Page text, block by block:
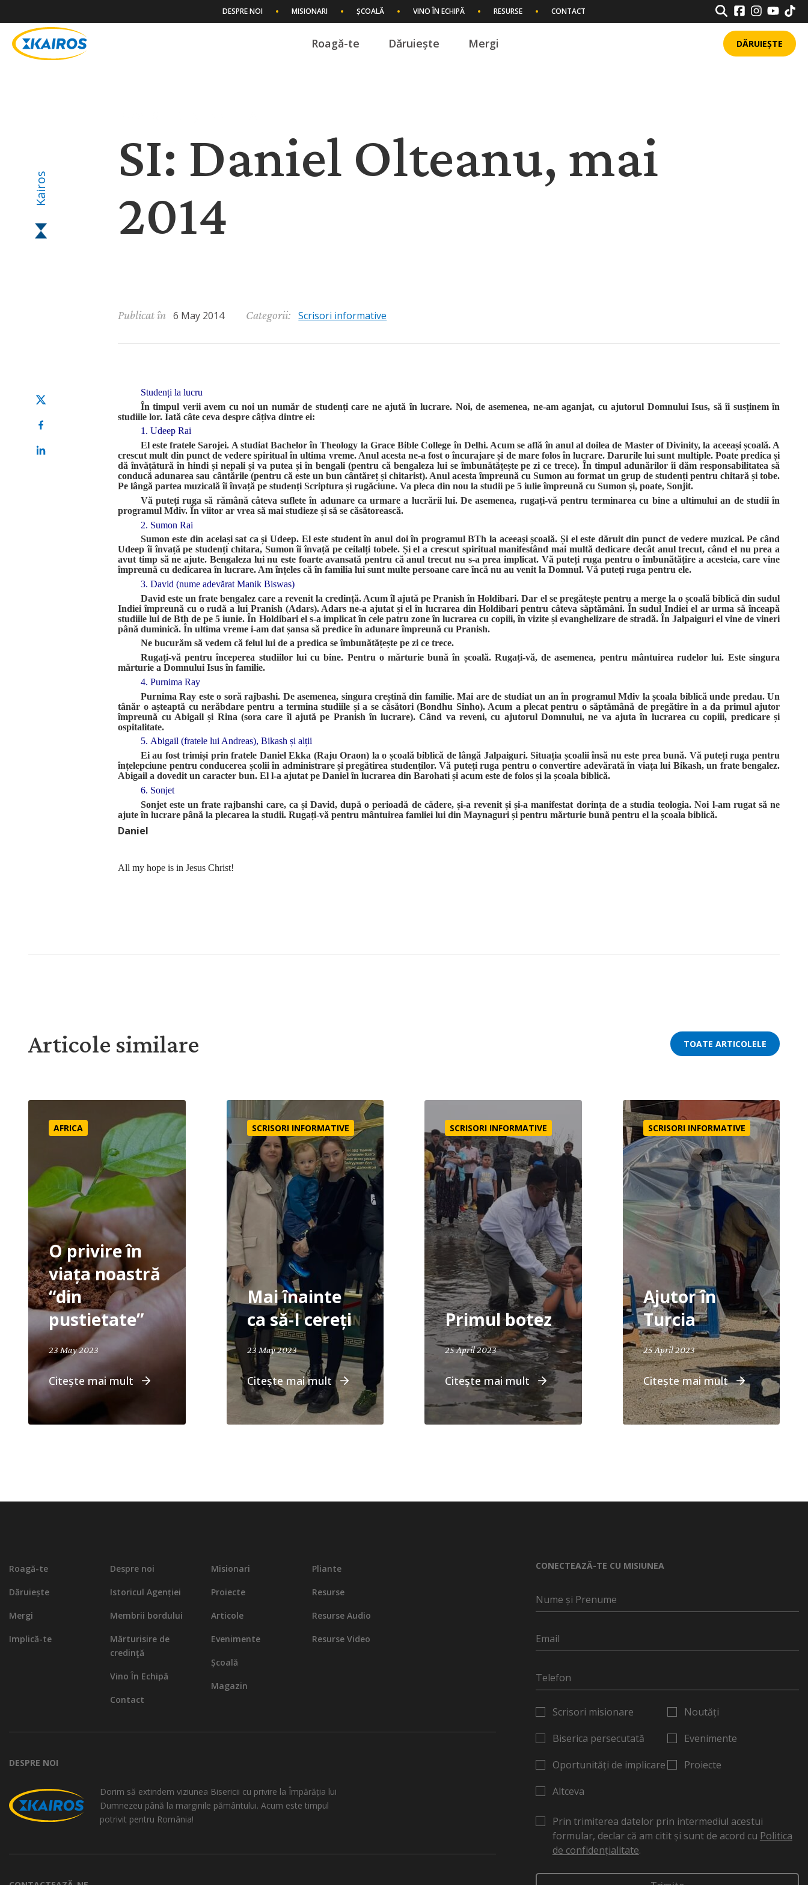
DESPRE NOI MISIONARI ȘCOALĂ VINO ÎN ECHIPĂ RESURSE CONTACT SEARCH
Roagă-te Dăruiește Mergi DĂRUIEȘTE
Kairos
SI: Daniel Olteanu, mai
2014
Publicat în 6 May 2014 Categorii: Scrisori informative
Studenți la lucru
În timpul verii avem cu noi un număr de studenți care ne ajută în lucrare. Noi, de asemenea, ne-am aganjat, cu ajutorul Domnului Isus, să îi susținem în
studiile lor. Iată câte ceva despre câțiva dintre ei:
1. Udeep Rai
El este fratele Sarojei. A studiat Bachelor în Theology la Grace Bible College în Delhi. Acum se află în anul al doilea de Master of Divinity, la aceeași școală. A
crescut mult din punct de vedere spiritual în ultima vreme. Anul acesta ne-a fost o încurajare și de mare folos în lucrare. Darurile lui sunt multiple. Poate predica și
dă învățătură în hindi și nepali și va putea și în bengali (pentru că bengaleza lui se îmbunătățește pe zi ce trece). În timpul adunărilor îi dăm responsabilitatea să
conducă adunarea sau cântările (pentru că este un bun cântăreț și chitarist). Anul acesta împreună cu Sumon au format un grup de studenți pentru chitară și tobe.
Pe lângă partea muzicală îi învață pe studenți Scriptura și rugăciune. Va pleca din nou la studii pe 5 iulie împreună cu Sumon și, poate, Sonjit.
Vă puteți ruga să rămână câteva suflete în adunare ca urmare a lucrării lui. De asemenea, rugați-vă pentru terminarea cu bine a ultimului an de studii în
programul Mdiv. În viitor ar vrea să mai studieze și să se căsătorească.
2. Sumon Rai
Sumon este din același sat ca și Udeep. El este student în anul doi în programul BTh la aceeași școală. Și el este dăruit din punct de vedere muzical. Pe când
Udeep îi învață pe studenți chitara, Sumon îi învață pe ceilalți tobele. Și el a crescut spiritual manifestând mai multă dedicare decât anul trecut, când el nu prea a
avut timp să ne ajute. Bengaleza lui nu este foarte avansată pentru că anul trecut nu s-a prea implicat. Vă puteți ruga pentru o îmbunătățire a acesteia, care vine
împreună cu dedicarea în lucrare. Am înțeles că în familia lui sunt multe persoane care încă nu au venit la Domnul. Vă puteți ruga pentru ele.
3. David (nume adevărat Manik Biswas)
David este un frate bengalez care a revenit la credință. Acum îl ajută pe Pranish în Holdibari. Dar el se pregătește pentru a merge la o școală biblică din sudul
Indiei împreună cu o rudă a lui Pranish (Adars). Adars ne-a ajutat și el în lucrarea din Holdibari pentru câteva săptămâni. În sudul Indiei el ar urma să înceapă
studiile lui de Bth de pe 5 iunie. În Holdibari el s-a implicat în cele patru zone în lucrarea cu copiii, în vizite și evanghelizare de stradă. În Jalpaiguri el vine de vineri
până duminică. În ultima vreme i-am dat șansa să predice în adunare împreună cu Pranish.
Ne bucurăm să vedem că felul lui de a predica se îmbunătățește pe zi ce trece.
Rugați-vă pentru începerea studiilor lui cu bine. Pentru o mărturie bună în școală. Rugați-vă, de asemenea, pentru mântuirea rudelor lui. Este singura
mărturie a Domnului Isus în familie.
4. Purnima Ray
Purnima Ray este o soră rajbashi. De asemenea, singura creștină din familie. Mai are de studiat un an în programul Mdiv la școala biblică unde predau. Un
tânăr o așteaptă cu nerăbdare pentru a termina studiile și a se căsători (Bondhu Sinho). Acum a plecat pentru o săptămână de pregătire în a da primul ajutor
împreună cu Abigail și Rina (sora care îl ajută pe Pranish în lucrare). Când va reveni, cu ajutorul Domnului, ne va ajuta în lucrarea cu copiii, predicare și
ospitalitate.
5. Abigail (fratele lui Andreas), Bikash și alții
Ei au fost trimiși prin fratele Daniel Ekka (Raju Oraon) la o școală biblică de lângă Jalpaiguri. Situația școalii însă nu este prea bună. Vă puteți ruga pentru
înțelepciune pentru conducerea școlii în administrare și pregătirea studenților. Vă puteți ruga pentru o convertire adevărată în viața lui Bikash, un frate bengalez.
Abigail a dovedit un caracter bun. El l-a ajutat pe Daniel în lucrarea din Barohati și acum este de folos și la școala biblică.
6. Sonjet
Sonjet este un frate rajbanshi care, ca și David, după o perioadă de cădere, și-a revenit și și-a manifestat dorința de a studia teologia. Noi l-am rugat să ne
ajute în lucrare până la plecarea la studii. Rugați-vă pentru mântuirea famliei lui din Maynaguri și pentru mărturie bună pentru el la școala biblică.
Daniel
All my hope is in Jesus Christ!
Articole similare TOATE ARTICOLELE
O privire în
viața noastră
“din
pustietate”
AFRICA
23 May 2023 April 19, 2024
Citește mai mult
Mai înainte ca să-I cereți
Mai înainte
ca să-I cereți
SCRISORI INFORMATIVE
23 May 2023
Citește mai mult
Primul botez
SCRISORI INFORMATIVE
25 April 2023
Citește mai mult
Ajutor în Turcia
Ajutor în
Turcia
SCRISORI INFORMATIVE
25 April 2023
Citește mai mult
Roagă-te
Dăruiește
Mergi
Implică-te
Despre noi
Istoricul Agenției
Membrii bordului
Mărturisire de
credinţă
Vino În Echipă
Contact
Misionari
Proiecte
Articole
Evenimente
Școală
Magazin
Pliante
Resurse
Resurse Audio
Resurse Video
DESPRE NOI
Dorim să extindem viziunea Bisericii cu privire la Împărăția lui
Dumnezeu până la marginile pământului. Acum este timpul
potrivit pentru România!
CONECTEAZĂ-TE CU MISIUNEA
Scrisori misionare
Biserica persecutată
Oportunități de implicare
Noutăți
Evenimente
Proiecte
Altceva
Prin trimiterea datelor prin intermediul acestui
formular, declar că am citit și sunt de acord cu Politica
de confidențialitate.